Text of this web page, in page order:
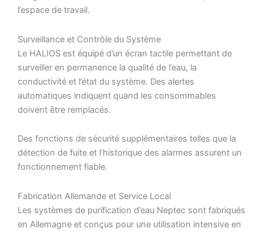
l’espace de travail.
Surveillance et Contrôle du Système
Le HALIOS est équipé d’un écran tactile permettant de
surveiller en permanence la qualité de l’eau, la
conductivité et l’état du système. Des alertes
automatiques indiquent quand les consommables
doivent être remplacés.
Des fonctions de sécurité supplémentaires telles que la
détection de fuite et l’historique des alarmes assurent un
fonctionnement fiable.
Fabrication Allemande et Service Local
Les systèmes de purification d’eau Neptec sont fabriqués
en Allemagne et conçus pour une utilisation intensive en